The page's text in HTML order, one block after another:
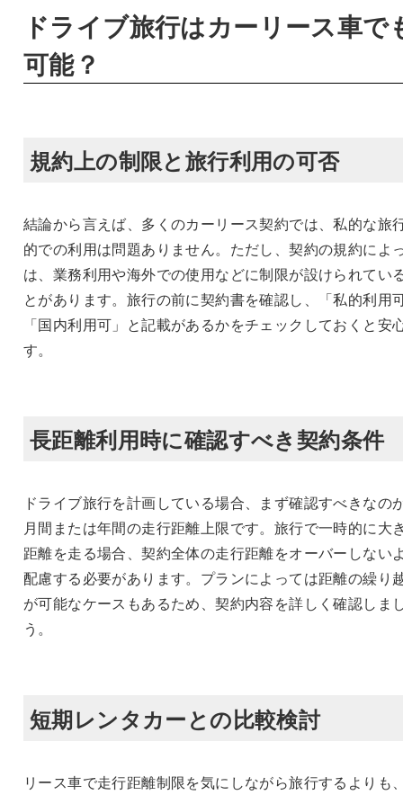
ドライブ旅行はカーリース車で
可能？
規約上の制限と旅行利用の可否
結論から言えば、多くのカーリース契約では、私的な旅
的での利用は問題ありません。ただし、契約の規約によ
は、業務利用や海外での使用などに制限が設けられてい
とがあります。旅行の前に契約書を確認し、「私的利用
「国内利用可」と記載があるかをチェックしておくと安
す。
長距離利用時に確認すべき契約条件
ドライブ旅行を計画している場合、まず確認すべきなの
月間または年間の走行距離上限です。旅行で一時的に大
距離を走る場合、契約全体の走行距離をオーバーしない
配慮する必要があります。プランによっては距離の繰り
が可能なケースもあるため、契約内容を詳しく確認しま
う。
短期レンタカーとの比較検討
リース車で走行距離制限を気にしながら旅行するよりも